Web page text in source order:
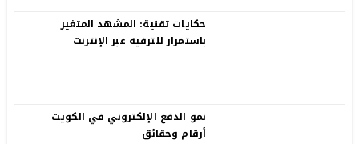
حكايات تقنية: المشهد المتغير
باستمرار للترفيه عبر الإنترنت
نمو الدفع الإلكتروني في الكويت –
أرقام وحقائق